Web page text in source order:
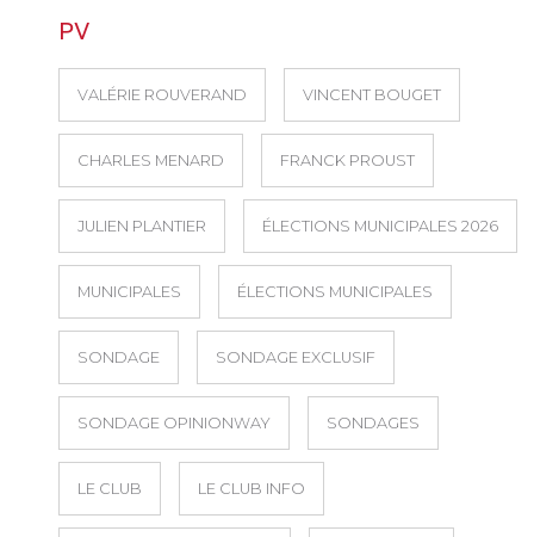
PV
VALÉRIE ROUVERAND VINCENT BOUGET
CHARLES MENARD FRANCK PROUST
JULIEN PLANTIER ÉLECTIONS MUNICIPALES 2026
MUNICIPALES ÉLECTIONS MUNICIPALES
SONDAGE SONDAGE EXCLUSIF
SONDAGE OPINIONWAY SONDAGES
LE CLUB LE CLUB INFO